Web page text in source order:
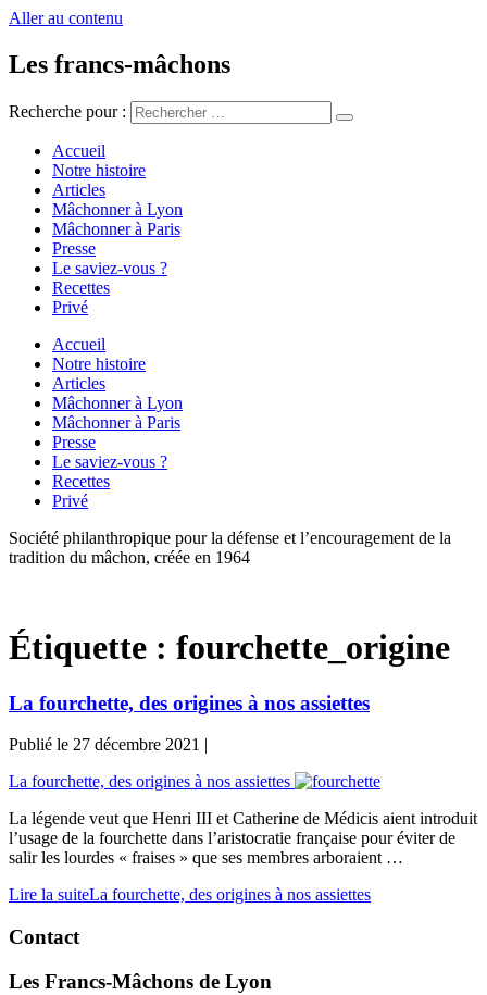
Aller au contenu
Les francs-mâchons
Recherche pour :
Accueil
Notre histoire
Articles
Mâchonner à Lyon
Mâchonner à Paris
Presse
Le saviez-vous ?
Recettes
Privé
Accueil
Notre histoire
Articles
Mâchonner à Lyon
Mâchonner à Paris
Presse
Le saviez-vous ?
Recettes
Privé
Société philanthropique pour la défense et l’encouragement de la
tradition du mâchon, créée en 1964
Étiquette : fourchette_origine
La fourchette, des origines à nos assiettes
Publié le 27 décembre 2021 |
La fourchette, des origines à nos assiettes
La légende veut que Henri III et Catherine de Médicis aient introduit
l’usage de la fourchette dans l’aristocratie française pour éviter de
salir les lourdes « fraises » que ses membres arboraient …
Lire la suiteLa fourchette, des origines à nos assiettes
Contact
Les Francs-Mâchons de Lyon